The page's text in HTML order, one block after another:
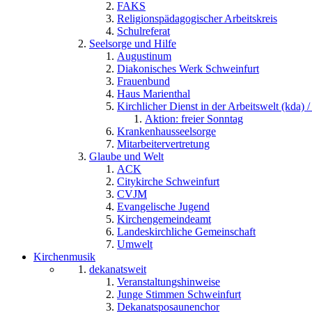
FAKS
Religionspädagogischer Arbeitskreis
Schulreferat
Seelsorge und Hilfe
Augustinum
Diakonisches Werk Schweinfurt
Frauenbund
Haus Marienthal
Kirchlicher Dienst in der Arbeitswelt (kda) /
Aktion: freier Sonntag
Krankenhausseelsorge
Mitarbeitervertretung
Glaube und Welt
ACK
Citykirche Schweinfurt
CVJM
Evangelische Jugend
Kirchengemeindeamt
Landeskirchliche Gemeinschaft
Umwelt
Kirchenmusik
dekanatsweit
Veranstaltungshinweise
Junge Stimmen Schweinfurt
Dekanatsposaunenchor